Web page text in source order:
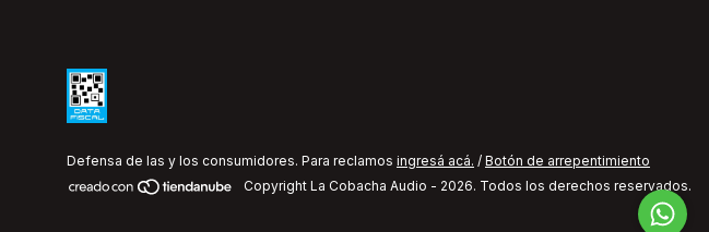
Defensa de las y los consumidores. Para reclamos ingresá acá. / Botón de arrepentimiento
Copyright La Cobacha Audio - 2026. Todos los derechos reservados.